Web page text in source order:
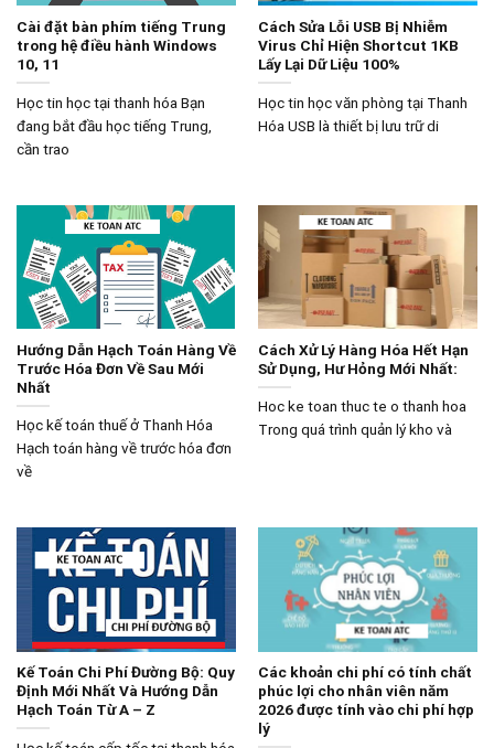
Cài đặt bàn phím tiếng Trung
trong hệ điều hành Windows
10, 11
Học tin học tại thanh hóa Bạn
đang bắt đầu học tiếng Trung,
cần trao
Cách Sửa Lỗi USB Bị Nhiễm
Virus Chỉ Hiện Shortcut 1KB
Lấy Lại Dữ Liệu 100%
Học tin học văn phòng tại Thanh
Hóa USB là thiết bị lưu trữ di
Hướng Dẫn Hạch Toán Hàng Về
Trước Hóa Đơn Về Sau Mới
Nhất
Học kế toán thuế ở Thanh Hóa
Hạch toán hàng về trước hóa đơn
về
Cách Xử Lý Hàng Hóa Hết Hạn
Sử Dụng, Hư Hỏng Mới Nhất:
Hoc ke toan thuc te o thanh hoa
Trong quá trình quản lý kho và
Kế Toán Chi Phí Đường Bộ: Quy
Định Mới Nhất Và Hướng Dẫn
Hạch Toán Từ A – Z
Các khoản chi phí có tính chất
phúc lợi cho nhân viên năm
2026 được tính vào chi phí hợp
lý